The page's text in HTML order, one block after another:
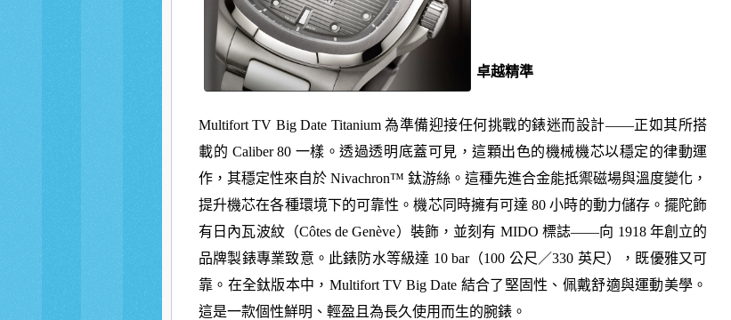
卓越精準
Multifort TV Big Date Titanium 為準備迎接任何挑戰的錶迷而設計——正如其所搭
載的 Caliber 80 一樣 。透過透明底蓋可見，這顆出色的機械機芯以穩定的律動運
作，其穩定性來自於 Nivachron™ 鈦游絲 。這種先進合金能抵禦磁場與溫度變化，
提升機芯在各種環境下的可靠性。機芯同時擁有可達 80 小時的動力儲存。擺陀飾
有日內瓦波紋（Côtes de Genève）裝飾，並刻有 MIDO 標誌——向 1918 年創立的
品牌製錶專業致意。此錶防水等級達 10 bar（100 公尺／330 英尺），既優雅又可
靠。 在全鈦版本中，Multifort TV Big Date 結合了堅固性、佩戴舒適與運動美學。
這是一款個性鮮明、輕盈 且為長久使用而生的腕錶。